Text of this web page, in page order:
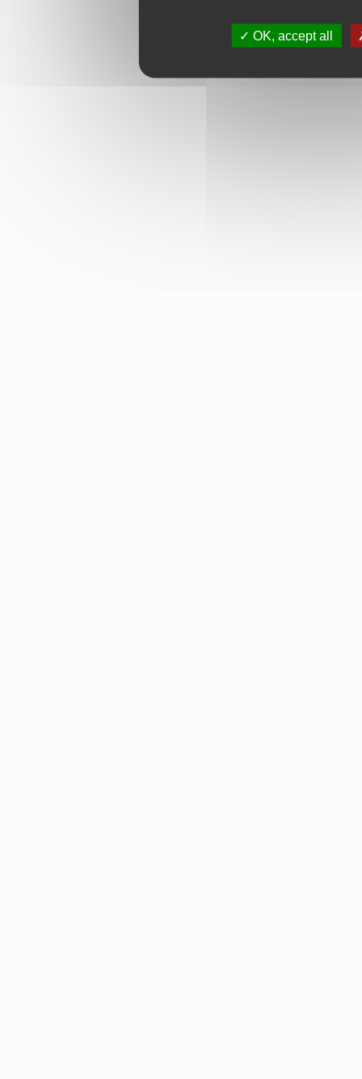
OK, accept all